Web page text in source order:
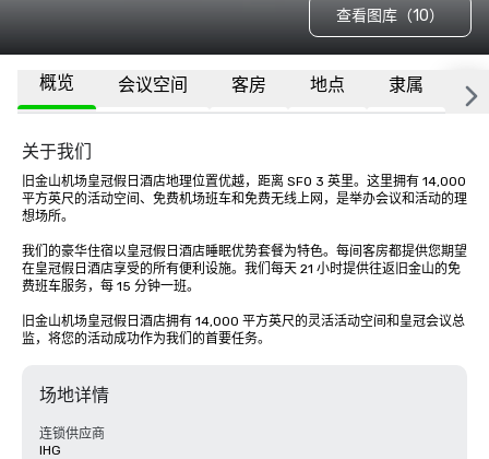
查看图库（10）
概览 会议空间 客房 地点 隶属 更
关于我们
旧金山机场皇冠假日酒店地理位置优越，距离 SFO 3 英里。这里拥有 14,000
平方英尺的活动空间、免费机场班车和免费无线上网，是举办会议和活动的理
想场所。
我们的豪华住宿以皇冠假日酒店睡眠优势套餐为特色。每间客房都提供您期望
在皇冠假日酒店享受的所有便利设施。我们每天 21 小时提供往返旧金山的免
费班车服务，每 15 分钟一班。
旧金山机场皇冠假日酒店拥有 14,000 平方英尺的灵活活动空间和皇冠会议总
监，将您的活动成功作为我们的首要任务。
场地详情
连锁供应商
IHG